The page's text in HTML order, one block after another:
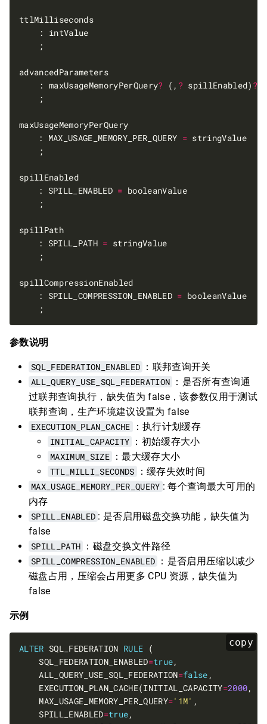
ttlMilliseconds
advancedParameters
    : maxUsageMemoryPerQuery
? (, ? spillEnabled) ?
	: MAX_USAGE_MEMORY_PER_QUERY
=
stringValue
spillEnabled
	: SPILL_ENABLED
=
booleanValue
spillPath
	: SPILL_PATH
=
	: SPILL_COMPRESSION_ENABLED
=
booleanValue
参数说明
SQL_FEDERATION_ENABLED ：联邦查询开关
ALL_QUERY_USE_SQL_FEDERATION ：是否所有查询通
过联邦查询执行，缺失值为 false，该参数仅用于测试
联邦查询，生产环境建议设置为 false
EXECUTION_PLAN_CACHE
：执行计划缓存
INITIAL_CAPACITY ：初始缓存大小
MAXIMUM_SIZE ：最大缓存大小
TTL_MILLI_SECONDS
：缓存失效时间
MAX_USAGE_MEMORY_PER_QUERY : 每个查询最大可用的
内存
SPILL_ENABLED : 是否启用磁盘交换功能，缺失值为
false
SPILL_PATH ：磁盘交换文件路径
SPILL_COMPRESSION_ENABLED ：是否启用压缩以减少
磁盘占用，压缩会占用更多 CPU 资源，缺失值为
false
示例
copy
ALTER SQL_FEDERATION RULE
    SQL_FEDERATION_ENABLED
=true
    ALL_QUERY_USE_SQL_FEDERATION
=false
    EXECUTION_PLAN_CACHE(INITIAL_CAPACITY
=2000,
    MAX_USAGE_MEMORY_PER_QUERY
='1M'
    SPILL_ENABLED
=true